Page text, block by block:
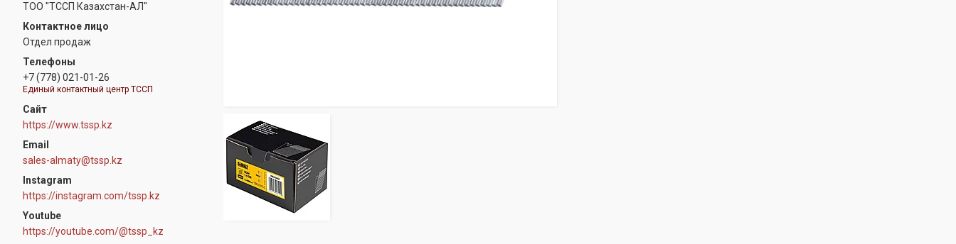
ТОО "ТССП Казахстан-АЛ"
Отдел продаж
+7 (778) 021-01-26
Единый контактный центр ТССП
https://www.tssp.kz
sales-almaty@tssp.kz
Instagram
https://instagram.com/tssp.kz
Youtube
https://youtube.com/@tssp_kz